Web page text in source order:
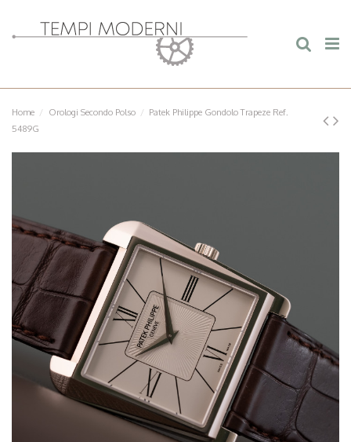
Home Orologi Secondo Polso
Patek Philippe Gondolo Trapeze Ref.
5489G